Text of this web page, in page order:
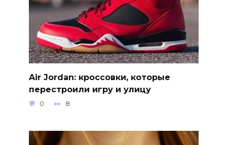
Air Jordan: кроссовки, которые
перестроили игру и улицу
0 8